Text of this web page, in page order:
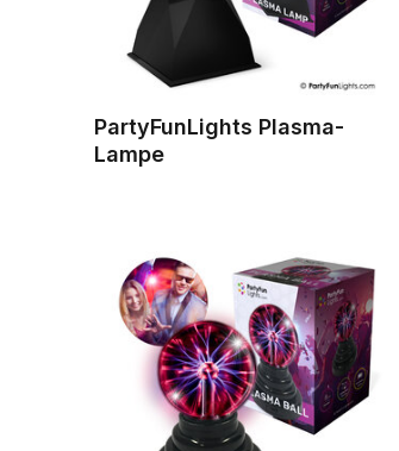
PartyFunLights Plasma-
Lampe